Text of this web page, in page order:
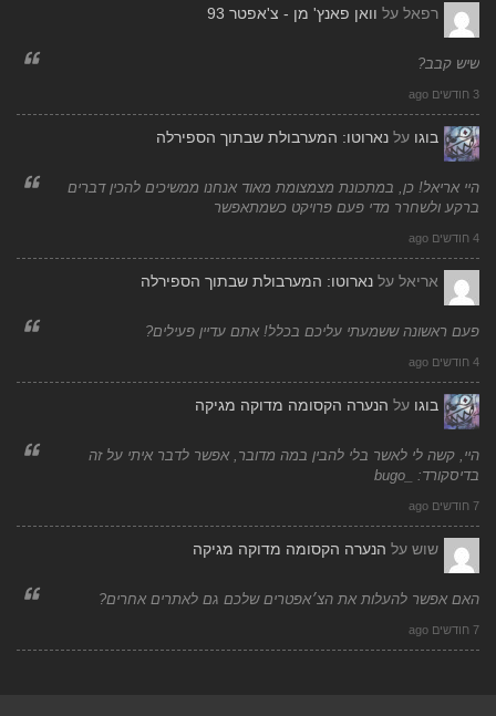
רפאל על וואן פאנץ' מן - צ'אפטר 93
שיש קבב?
3 חודשים ago
בוגו על נארוטו: המערבולת שבתוך הספירלה
היי אריאל! כן, במתכונת מצמצומת מאוד אנחנו ממשיכים להכין דברים
ברקע ולשחרר מדי פעם פרויקט כשמתאפשר
4 חודשים ago
אריאל על נארוטו: המערבולת שבתוך הספירלה
פעם ראשונה ששמעתי עליכם בכלל! אתם עדיין פעילים?
4 חודשים ago
בוגו על הנערה הקסומה מדוקה מגיקה
היי, קשה לי לאשר בלי להבין במה מדובר, אפשר לדבר איתי על זה
בדיסקורד: _bugo
7 חודשים ago
שוש על הנערה הקסומה מדוקה מגיקה
האם אפשר להעלות את הצ׳אפטרים שלכם גם לאתרים אחרים?
7 חודשים ago